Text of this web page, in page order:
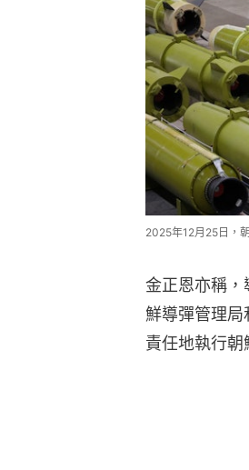
2025年12月25日，
金正恩亦稱，
鮮導彈管理
責任地執行朝